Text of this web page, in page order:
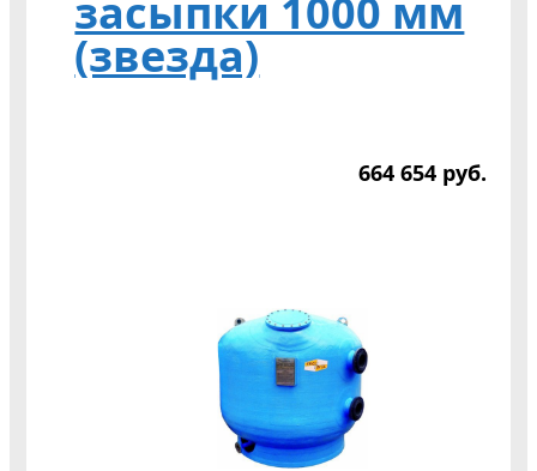
засыпки 1000 мм
(звезда)
664 654 руб.